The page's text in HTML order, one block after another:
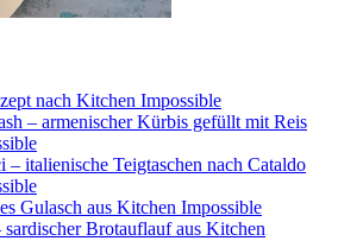
nach Kitchen Impossible
– armenischer Kürbis gefüllt mit Reis
– italienische Teigtaschen nach Cataldo
Gulasch aus Kitchen Impossible
sardischer Brotauflauf aus Kitchen